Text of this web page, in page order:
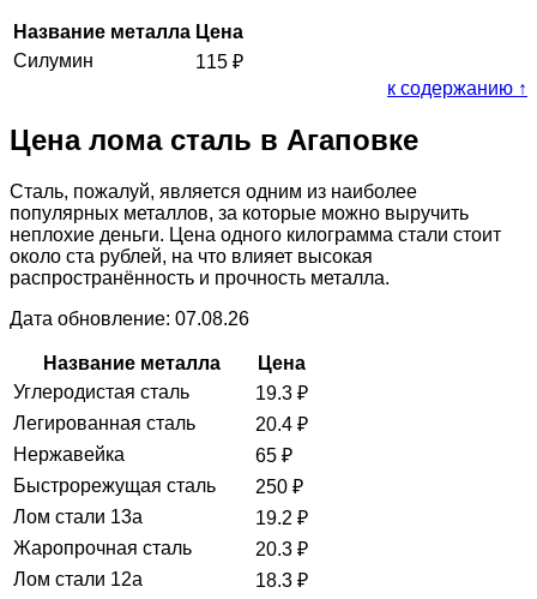
Название металла Цена
Силумин
115 ₽
к содержанию ↑
Цена лома сталь в Агаповке
Сталь, пожалуй, является одним из наиболее
популярных металлов, за которые можно выручить
неплохие деньги. Цена одного килограмма стали стоит
около ста рублей, на что влияет высокая
распространённость и прочность металла.
Дата обновление: 07.08.26
Название металла
Цена
Углеродистая сталь
19.3 ₽
Легированная сталь
20.4 ₽
Нержавейка
65 ₽
Быстрорежущая сталь
250 ₽
Лом стали 13а
19.2 ₽
Жаропрочная сталь
20.3 ₽
Лом стали 12а
18.3 ₽